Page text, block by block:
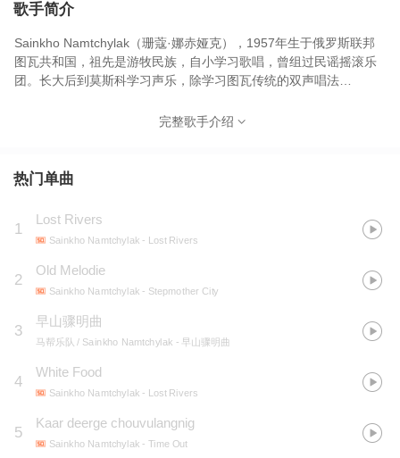
歌手简介
Sainkho Namtchylak（珊蔻·娜赤娅克），1957年生于俄罗斯联邦
图瓦共和国，祖先是游牧民族，自小学习歌唱，曾组过民谣摇滚乐
团。长大后到莫斯科学习声乐，除学习图瓦传统的双声唱法
巧（图瓦的传统信仰是萨满教，后来因为曾被蒙古统治过，所以国
完整歌手介绍
热门单曲
1
Lost Rivers
Sainkho Namtchylak - Lost Rivers
2
Old Melodie
Sainkho Namtchylak - Stepmother City
3
早山骤明曲
马帮乐队 / Sainkho Namtchylak - 早山骤明曲
4
White Food
Sainkho Namtchylak - Lost Rivers
5
Kaar deerge chouvulangnig
Sainkho Namtchylak - Time Out